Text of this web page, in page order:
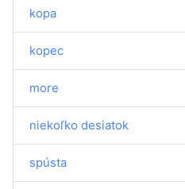
kopa
kopec
more
niekoľko desiatok
spústa